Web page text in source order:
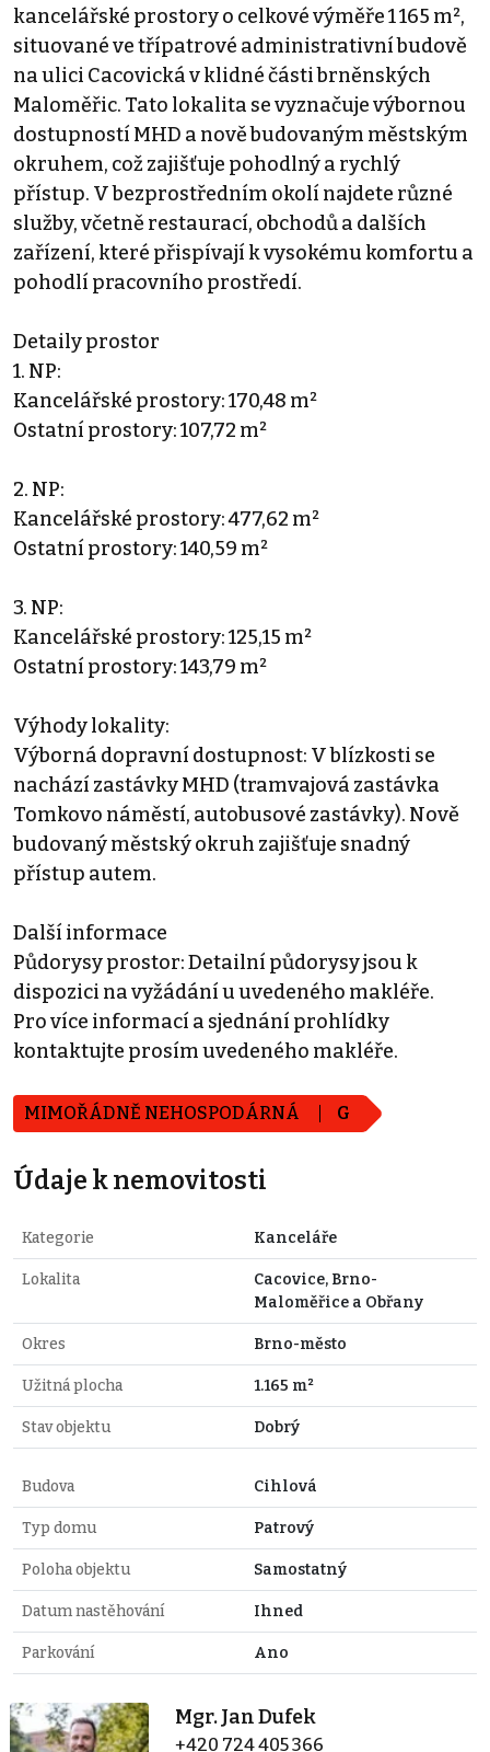
kancelářské prostory o celkové výměře 1 165 m²,
situované ve třípatrové administrativní budově
na ulici Cacovická v klidné části brněnských
Maloměřic. Tato lokalita se vyznačuje výbornou
dostupností MHD a nově budovaným městským
okruhem, což zajišťuje pohodlný a rychlý
přístup. V bezprostředním okolí najdete různé
služby, včetně restaurací, obchodů a dalších
zařízení, které přispívají k vysokému komfortu a
pohodlí pracovního prostředí.
Detaily prostor
1. NP:
Kancelářské prostory: 170,48 m²
Ostatní prostory: 107,72 m²
2. NP:
Kancelářské prostory: 477,62 m²
Ostatní prostory: 140,59 m²
3. NP:
Kancelářské prostory: 125,15 m²
Ostatní prostory: 143,79 m²
Výhody lokality:
Výborná dopravní dostupnost: V blízkosti se
nachází zastávky MHD (tramvajová zastávka
Tomkovo náměstí, autobusové zastávky). Nově
budovaný městský okruh zajišťuje snadný
přístup autem.
Další informace
Půdorysy prostor: Detailní půdorysy jsou k
dispozici na vyžádání u uvedeného makléře.
Pro více informací a sjednání prohlídky
kontaktujte prosím uvedeného makléře.
MIMOŘÁDNĚ NEHOSPODÁRNÁ G
Údaje k nemovitosti
Kategorie Kanceláře
Lokalita
Cacovice, Brno-
Maloměřice a Obřany
Okres Brno-město
Užitná plocha 1.165 m²
Stav objektu Dobrý
Budova Cihlová
Typ domu Patrový
Poloha objektu Samostatný
Datum nastěhování Ihned
Parkování Ano
Mgr. Jan Dufek
+420 724 405 366